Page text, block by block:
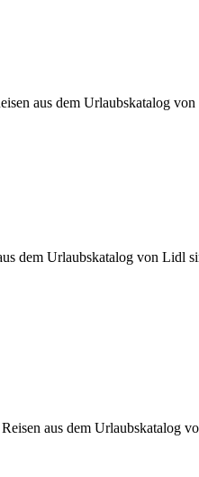
aus dem Urlaubskatalog
dem Urlaubskatalog von Lidl
aus dem Urlaubskatalog